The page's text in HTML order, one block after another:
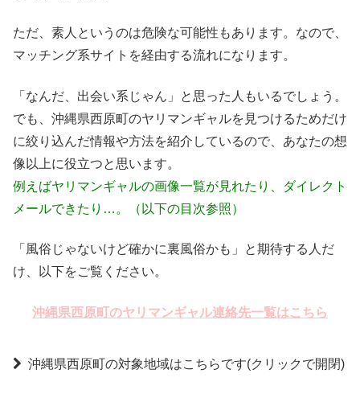
ただ、素人というのは危険な可能性もあります。なので、
マッチング系サイトを経由する流れになります。
「なんだ、出会い系じゃん」と思った人もいるでしょう。
でも、沖縄県西原町のヤリマンギャルを見つけるためだけ
に絞り込んだ情報や方法を紹介しているので、あなたの想
像以上に役立つと思います。
例えばヤリマンギャルの画像一覧が見れたり、ダイレクト
メールできたり…。（以下の目次参照）
「風俗じゃないけど確かに裏風俗かも」と期待する人だ
け、以下をご覧ください。
沖縄県西原町のヤリマンギャル連絡先一覧はこちら
沖縄県西原町の対象地域はこちらです(クリックで開閉)